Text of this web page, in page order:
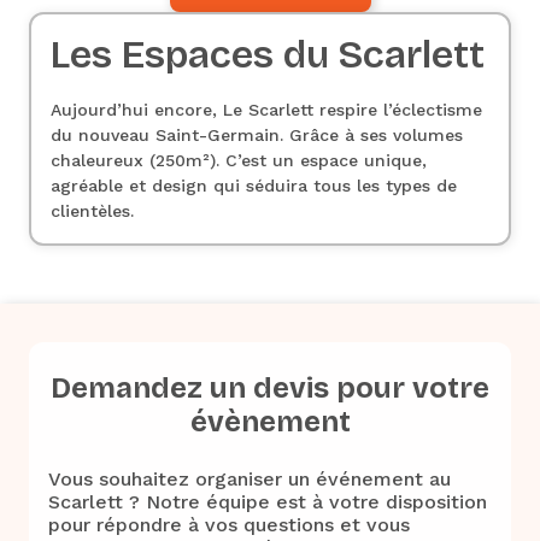
Les Espaces du Scarlett
Aujourd’hui encore, Le Scarlett respire l’éclectisme
du nouveau Saint-Germain. Grâce à ses volumes
chaleureux (250m²). C’est un espace unique,
agréable et design qui séduira tous les types de
clientèles.
Demandez un devis pour votre
évènement
Vous souhaitez organiser un événement au
Scarlett ? Notre équipe est à votre disposition
pour répondre à vos questions et vous